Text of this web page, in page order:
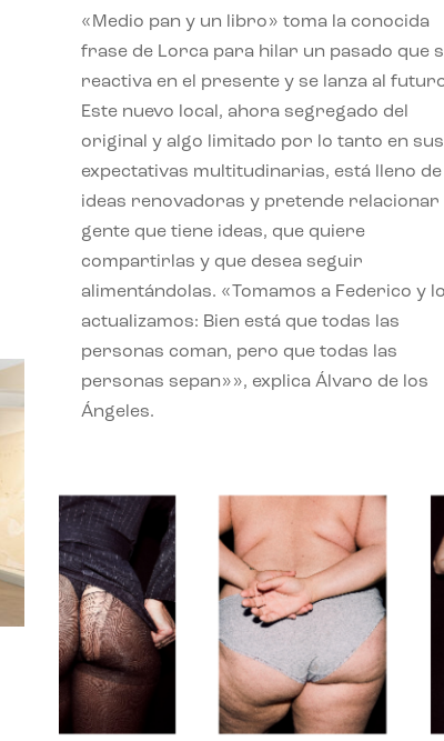
«Medio pan y un libro» toma la conocida
frase de Lorca para hilar un pasado que
reactiva en el presente y se lanza al
Este nuevo local, ahora segregado del
original y algo limitado por lo tanto en sus
expectativas multitudinarias, está lleno de
ideas renovadoras y pretende relacionar
gente que tiene ideas, que quiere
compartirlas y que desea seguir
alimentándolas. «Tomamos a Federico y
actualizamos: Bien está que todas las
personas coman, pero que todas las
personas sepan»», explica Álvaro de los
Ángeles.